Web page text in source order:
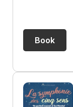
Book